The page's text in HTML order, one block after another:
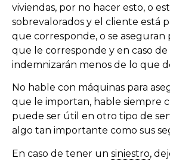
viviendas, por no hacer esto, o
sobrevalorados y el cliente está
que corresponde, o se aseguran
que le corresponde y en caso de
indemnizarán menos de lo que
No hable con máquinas para
que le importan, hable siempre
puede ser útil en otro tipo de
algo tan importante como sus
En caso de tener un siniestro,